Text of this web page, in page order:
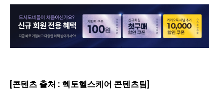
[콘텐츠 출처 : 헥토헬스케어 콘텐츠팀]